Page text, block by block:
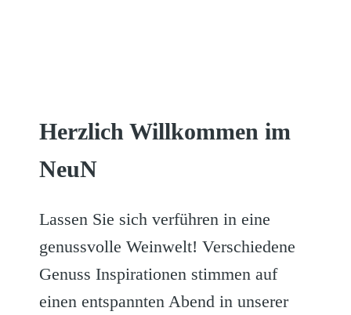
Herzlich Willkommen im
NeuN
Lassen Sie sich verführen in eine
genussvolle Weinwelt! Verschiedene
Genuss Inspirationen stimmen auf
einen entspannten Abend in unserer